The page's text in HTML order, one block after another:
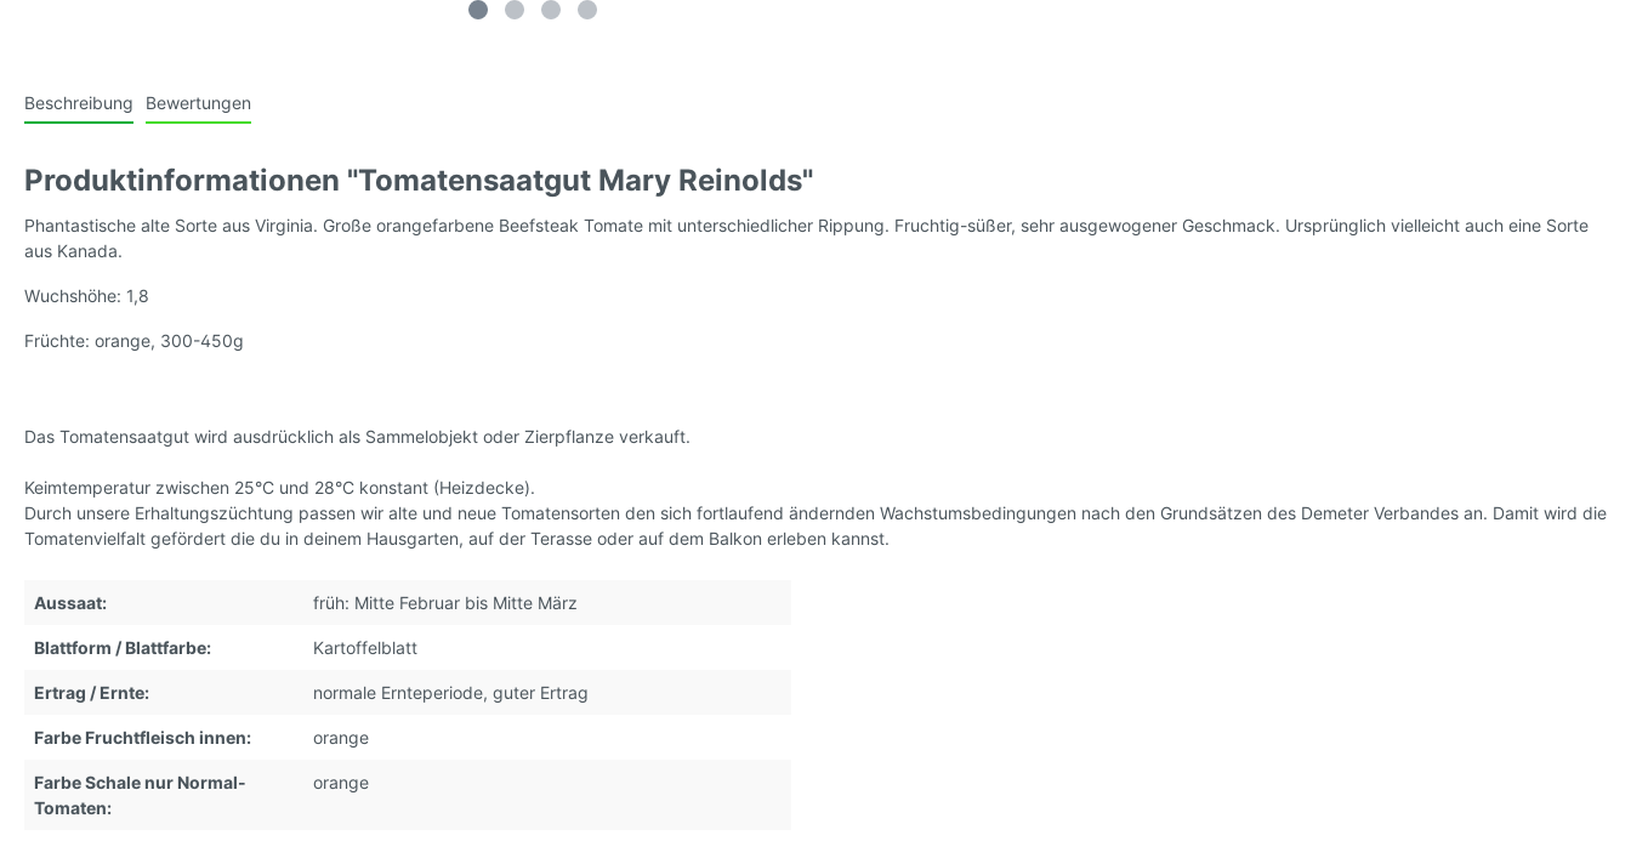
Sorten, Ostalgie
Tomatensamen, kleinwüchsig
Beschreibung Bewertungen
Produktinformationen "Tomatensaatgut Mary Reinolds"
Phantastische alte Sorte aus Virginia. Große orangefarbene Beefsteak Tomate mit unterschiedlicher Rippung. Fruchtig-süßer, sehr ausgewogener Geschmack. Ursprünglich vielleicht auch eine Sorte
aus Kanada.
Wuchshöhe: 1,8
Früchte: orange, 300-450g
Das Tomatensaatgut wird ausdrücklich als Sammelobjekt oder Zierpflanze verkauft.
Keimtemperatur zwischen 25°C und 28°C konstant (Heizdecke).
Durch unsere Erhaltungszüchtung passen wir alte und neue Tomatensorten den sich fortlaufend ändernden Wachstumsbedingungen nach den Grundsätzen des Demeter Verbandes an. Damit wird die
Tomatenvielfalt gefördert die du in deinem Hausgarten, auf der Terasse oder auf dem Balkon erleben kannst.
Aussaat: früh: Mitte Februar bis Mitte März
Blattform / Blattfarbe: Kartoffelblatt
Ertrag / Ernte: normale Ernteperiode, guter Ertrag
Farbe Fruchtfleisch innen: orange
Farbe Schale nur Normal-
Tomaten:
orange